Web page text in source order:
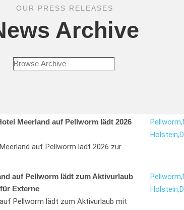
OUR PRESS RELEASES
Archive
Meerland auf Pellworm lädt 2026
auf Pellworm lädt 2026 zur
Pellworm,
Holstein,
auf Pellworm lädt zum Aktivurlaub
Externe
Pellworm lädt zum Aktivurlaub mit
Pellworm,
Holstein,